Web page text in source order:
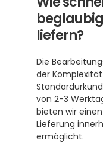
liefern?
Die
der
von 2-3
bieten wir
Lieferung
ermöglicht.